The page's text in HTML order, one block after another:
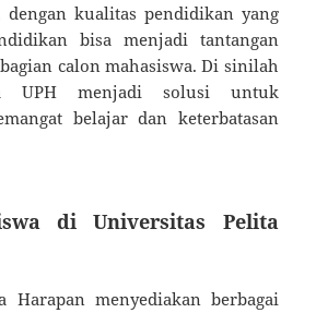
dengan kualitas pendidikan yang
bisa menjadi tantangan
calon mahasiswa. Di sinilah
UPH menjadi solusi untuk
belajar dan keterbatasan
di Universitas Pelita
Harapan menyediakan berbagai